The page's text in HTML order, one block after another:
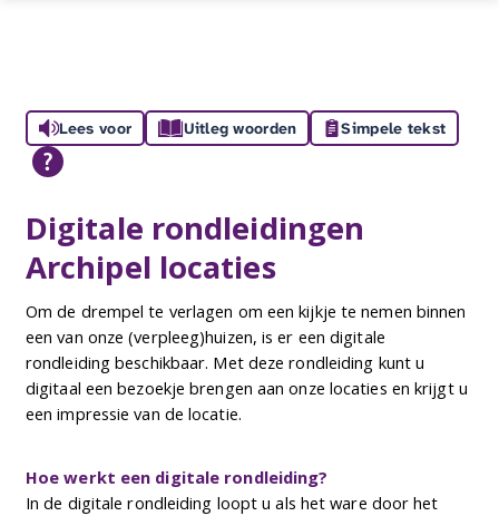
Lees voor Uitleg woorden Simpele tekst
Digitale rondleidingen
Archipel locaties
Om de drempel te verlagen om een kijkje te nemen binnen
een van onze (verpleeg)huizen, is er een digitale
rondleiding beschikbaar. Met deze rondleiding kunt u
digitaal een bezoekje brengen aan onze locaties en krijgt u
een impressie van de locatie.
Hoe werkt een digitale rondleiding?
In de digitale rondleiding loopt u als het ware door het